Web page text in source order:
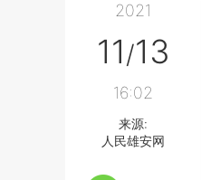
2021
11/13
16:02
来源:
人民雄安网